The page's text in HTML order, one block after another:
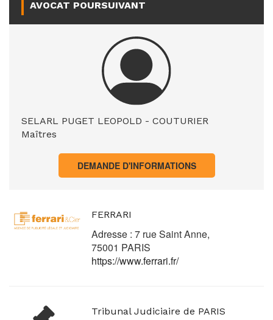
AVOCAT POURSUIVANT
SELARL PUGET LEOPOLD - COUTURIER
Maîtres
DEMANDE D'INFORMATIONS
FERRARI
Adresse : 7 rue Saint Anne,
75001 PARIS
https://www.ferrari.fr/
Tribunal Judiciaire de PARIS